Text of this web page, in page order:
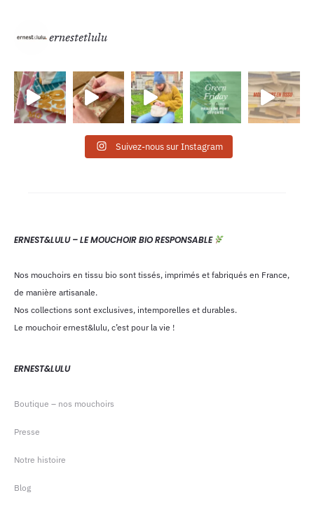
ernestetlulu
Suivez-nous sur Instagram
ERNEST&LULU – LE MOUCHOIR BIO RESPONSABLE
Nos mouchoirs en tissu bio sont tissés, imprimés et fabriqués en France,
de manière artisanale.
Nos collections sont exclusives, intemporelles et durables.
Le mouchoir ernest&lulu, c’est pour la vie !
ERNEST&LULU
Boutique – nos mouchoirs
Presse
Notre histoire
Blog